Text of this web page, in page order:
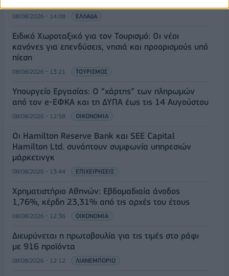
08/08/2026 - 14:08 ΕΛΛΑΔΑ
Ειδικό Χωροταξικό για τον Τουρισμό: Οι νέοι
κανόνες για επενδύσεις, νησιά και προορισμούς υπό
πίεση
08/08/2026 - 13:21 ΤΟΥΡΙΣΜΟΣ
Υπουργείο Εργασίας: Ο “χάρτης” των πληρωμών
από τον e-ΕΦΚΑ και τη ΔΥΠΑ έως τις 14 Αυγούστου
08/08/2026 - 12:58 ΟΙΚΟΝΟΜΙΑ
Οι Hamilton Reserve Bank και SEE Capital
Hamilton Ltd. συνάπτουν συμφωνία υπηρεσιών
μάρκετινγκ
08/08/2026 - 13:44 ΕΠΙΧΕΙΡΗΣΕΙΣ
Χρηματιστήριο Αθηνών: Εβδομαδιαία άνοδος
1,76%, κέρδη 23,31% από τις αρχές του έτους
08/08/2026 - 12:36 ΟΙΚΟΝΟΜΙΑ
Διευρύνεται η πρωτοβουλία για τις τιμές στο ράφι
με 916 προϊόντα
08/08/2026 - 12:12 ΛΙΑΝΕΜΠΟΡΙΟ